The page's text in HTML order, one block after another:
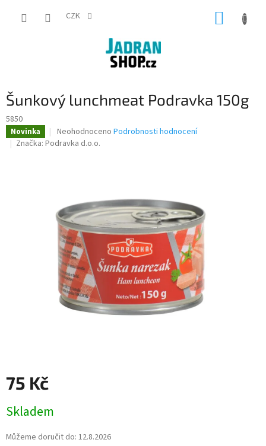
CZK
Šunkový lunchmeat Podravka 150g
5850
Novinka
Průměrné
hodnocení
hvězdiček.
Neohodnoceno Podrobnosti hodnocení
Značka: Podravka d.o.o.
75 Kč
cena:
Skladem
Můžeme doručit do: 12.8.2026